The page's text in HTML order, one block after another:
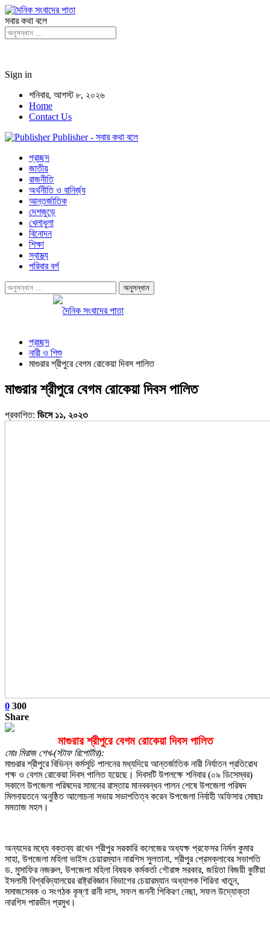
সবার কথা বলে
Sign in
শনিবার, আগস্ট ৮, ২০২৬
Home
Contact Us
Publisher - সবার কথা বলে
প্রচ্ছদ
জাতীয়
রাজনীতি
অর্থনীতি ও বানির্জ্য
আন্তর্জাতিক
দেশজুড়ে
খেলাধুলা
বিনোদন
শিক্ষা
স্বাস্থ্য
পরিবার বর্গ
প্রচ্ছদ
নারী ও শিশু
মাগুরার শ্রীপুরে বেগম রোকেয়া দিবস পালিত
মাগুরার শ্রীপুরে বেগম রোকেয়া দিবস পালিত
প্রকাশিত: ডিসে ১১, ২০২৩
0 300
Share
মাগুরার শ্রীপুরে বেগম রোকেয়া দিবস পালিত
মোঃ মিরাজ শেখ-(স্টাফ রিপোর্টার):
মাগুরার শ্রীপুরে বিভিন্ন কর্মসূচি পালনের মধ্যদিয়ে আন্তর্জাতিক নারী নির্যাতন প্রতিরোধ
পক্ষ ও বেগম রোকেয়া দিবস পালিত হয়েছে। দিবসটি উপলক্ষে শনিবার (০৯ ডিসেম্বর)
সকালে উপজেলা পরিষদের সামনের রাস্তায় মানববন্ধন পালন শেষে উপজেলা পরিষদ
মিলনায়তনে অনুষ্ঠিত আলোচনা সভায় সভাপতিত্ব করেন উপজেলা নির্বাহী অফিসার মোছাঃ
মমতাজ মহল।
অন্যদের মধ্যে বক্তব্য রাখেন শ্রীপুর সরকারি কলেজের অধ্যক্ষ প্রফেসর নির্মল কুমার
সাহা, উপজেলা মহিলা ভাইস চেয়ারম্যান নারগিস সুলতানা, শ্রীপুর প্রেসক্লাবের সভাপতি
ড. মুসাফির নজরুল, উপজেলা মহিলা বিষয়ক কর্মকর্তা গৌরাঙ্গ সরকার, জয়িতা বিজয়ী কুষ্টিয়া
ইসলামী বিশ্ববিদ্যালয়ের রাষ্ট্রবিজ্ঞান বিভাগের চেয়ারম্যান অধ্যাপক শিরিনা খাতুন,
সমাজসেবক ও সংগঠক কৃষ্ণা রানী দাস, সফল জননী পিকিরণ নেছা, সফল উদ্যোক্তা
নারগিস পারভীন প্রমুখ।